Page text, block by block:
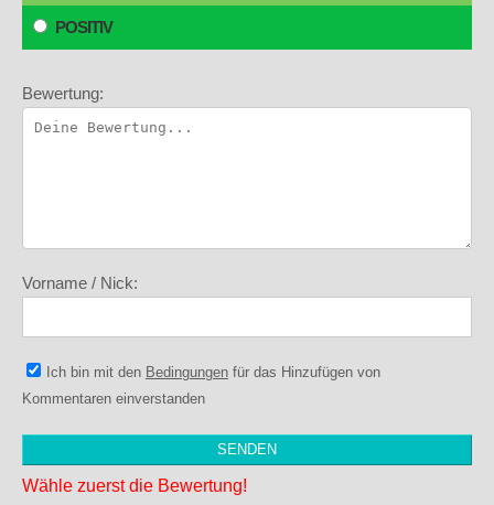
POSITIV
Bewertung:
Vorname / Nick:
Ich bin mit den Bedingungen für das Hinzufügen von
Kommentaren einverstanden
Wähle zuerst die Bewertung!